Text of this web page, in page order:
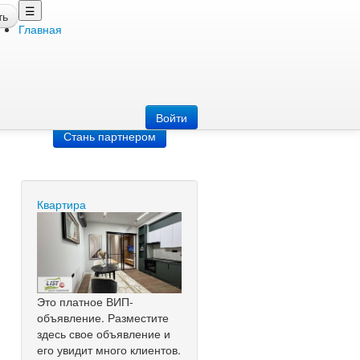
☰
Главная
Войти
Стань партнером
Квартира
Это платное ВИП-
объявление. Разместите
здесь свое объявление и
его увидит много клиентов.